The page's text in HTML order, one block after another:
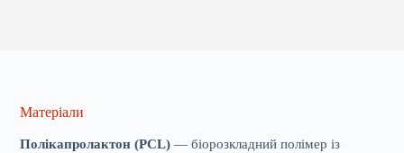
Матеріали
Полікапролактон (PCL) — біорозкладний полімер із